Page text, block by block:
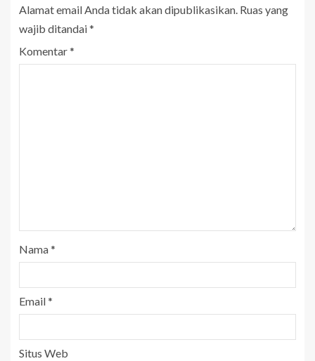
Alamat email Anda tidak akan dipublikasikan. Ruas yang
wajib ditandai*
Komentar*
Nama*
Email*
Situs Web